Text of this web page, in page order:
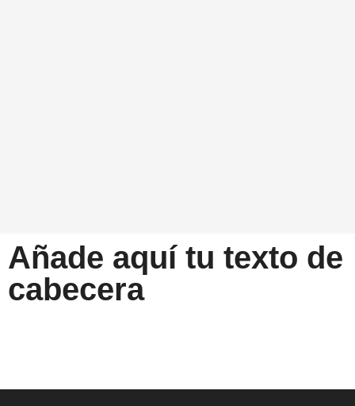
Añade aquí tu texto de
cabecera